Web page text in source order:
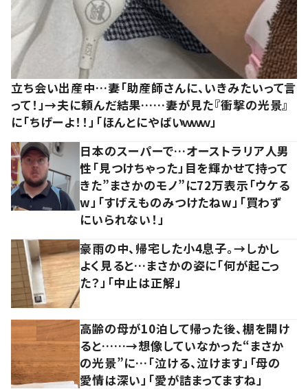
立ち会い出産中…妻「助産師さんに、いきみたいって言
って！」→夫に頼んだ結果……妻が見た『衝撃の光景』
に「ちげーよ！！」「ほんとにやばいｗｗｗ」
日本のスーパーで…オーストラリア人男
性「見つけちゃった」目を輝かせて持って
きた”まさかのモノ”に72万表示「ウケる
w」「すげえものみつけたねw」「買わず
にいられない！」
豪雨の中、帰宅した小4息子。→しかし
よく見ると…まさかの姿に「何が起こっ
た？」「中止は正解」
高齢の母が10泊して帰った後、棚を開け
ると……→想像していなかった“まさか
の光景”に…「泣ける、泣けます」「母の
愛情は深い」「愛が詰まってますね」